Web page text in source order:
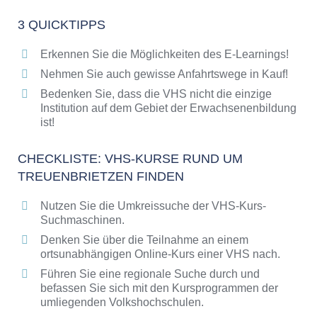
Abendschulen rund um Treuenbrietzen
Bildungsangebote der VHS
3 QUICKTIPPS
Erkennen Sie die Möglichkeiten des E-Learnings!
Nehmen Sie auch gewisse Anfahrtswege in Kauf!
Bedenken Sie, dass die VHS nicht die einzige
Institution auf dem Gebiet der Erwachsenenbildung
ist!
CHECKLISTE: VHS-KURSE RUND UM
TREUENBRIETZEN FINDEN
Nutzen Sie die Umkreissuche der VHS-Kurs-
Suchmaschinen.
Denken Sie über die Teilnahme an einem
ortsunabhängigen Online-Kurs einer VHS nach.
Führen Sie eine regionale Suche durch und
befassen Sie sich mit den Kursprogrammen der
umliegenden Volkshochschulen.